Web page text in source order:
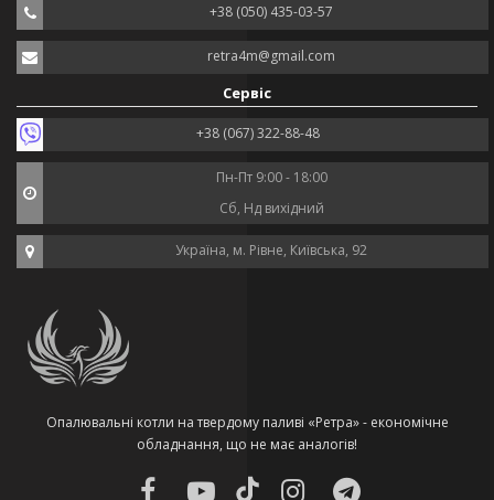
+38 (050) 435-03-57
retra4m@gmail.com
Сервіс
+38 (067) 322-88-48
Пн-Пт 9:00 - 18:00
Сб, Нд вихідний
Україна, м. Рівне, Київська, 92
Опалювальні котли на твердому паливі «Ретра» - економічне
обладнання, що не має аналогів!